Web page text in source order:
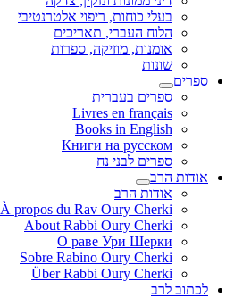
בעלי כוחות, ריפוי אלטרנטיבי
הלוח העברי, תאריכים
אומנות, מוזיקה, ספרות
שונות
ספרים
ספרים בעברית
Livres en français
Books in English
Книги на русском
ספרים לבני נח
אודות הרב
אודות הרב
À propos du Rav Oury Cherki
About Rabbi Oury Cherki
О раве Ури Шерки
Sobre Rabino Oury Cherki
Über Rabbi Oury Cherki
לכתוב לרב